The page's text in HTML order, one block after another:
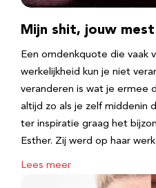
Mijn shit, jouw mest
Een omdenkquote die vaak
werkelijkheid kun je niet
veranderen is wat je ermee
altijd zo als je zelf middenin
ter inspiratie graag het
Esther. Zij werd op haar
Lees meer